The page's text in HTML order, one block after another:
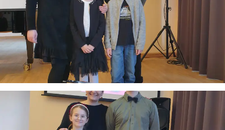
Sveiki! Taip, aš esu virtualus. Tačiau dirbtinis intelektas
suteikia man galimybę ne tik analizuoti Jūsų klausimą, bet
dar tobulai atsimenu visą šioje svetainėje pateiktą
informaciją. Jei visgi man pritrūks išmanumo - pateiksiu
Jums reikiamus kontaktus, kur galėsite pasiklausti
atsakingo specialisto.
Taigi... kuo galėčiau Jums padėti?